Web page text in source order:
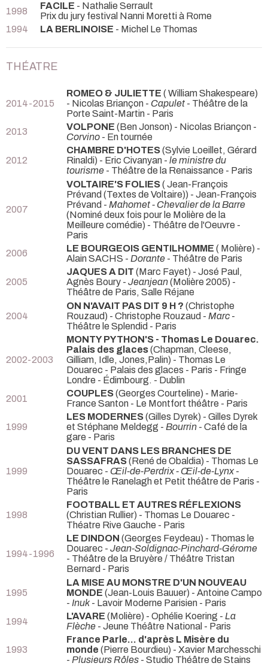
1998
FACILE - Nathalie Serrault
Prix du jury festival Nanni Moretti à Rome
1994
LA BERLINOISE - Michel Le Thomas
THÉATRE
2014-2015
ROMEO & JULIETTE ( William Shakespeare)
- Nicolas Briançon - Capulet - Théâtre de la
Porte Saint-Martin - Paris
2013
VOLPONE (Ben Jonson) - Nicolas Briançon -
Corvino - En tournée
2012
CHAMBRE D'HOTES(Sylvie Loeillet, Gérard
Rinaldi) - Eric Civanyan - le ministre du
tourisme - Théâtre de la Renaissance - Paris
2007
VOLTAIRE'S FOLIES( Jean-François
Prévand (Textes de Voltaire)) - Jean-François
Prévand - Mahomet - Chevalier de la Barre
(Nominé deux fois pour le Molière de la
Meilleure comédie) - Théâtre de l'Oeuvre -
Paris
2006
LE BOURGEOIS GENTILHOMME ( Molière) -
Alain SACHS - Dorante - Théâtre de Paris
2005
JAQUES A DIT (Marc Fayet) - José Paul,
Agnès Boury - Jeanjean(Molière 2005) -
Théâtre de Paris, Salle Réjane
2004
ON N'AVAIT PAS DIT 9 H ? (Christophe
Rouzaud) - Christophe Rouzaud - Marc -
Théâtre le Splendid - Paris
2002-2003
MONTY PYTHON'S - Thomas Le Douarec.
Palais des glaces(Chapman, Cleese,
Gilliam, Idle, Jones,Palin) - Thomas Le
Douarec - Palais des glaces - Paris - Fringe
Londre - Édimbourg. - Dublin
2001
COUPLES(Georges Courteline) - Marie-
France Santon - Le Montfort théâtre - Paris
1999
LES MODERNES(Gilles Dyrek) - Gilles Dyrek
et Stéphane Meldegg - Bourrin - Café de la
gare - Paris
1999
DU VENT DANS LES BRANCHES DE
SASSAFRAS(René de Obaldia) - Thomas Le
Douarec - Œil-de-Perdrix - Œil-de-Lynx-
Théâtre le Ranelagh et Petit théâtre de Paris -
Paris
1998
FOOTBALL ET AUTRES RÉFLEXIONS
(Christian Rullier) - Thomas Le Douarec -
Théatre Rive Gauche - Paris
1994-1996
LE DINDON (Georges Feydeau) - Thomas le
Douarec - Jean-Soldignac-Pinchard-Gérome
- Théâtre de la Bruyère / Théâtre Tristan
Bernard - Paris
1995
LA MISE AU MONSTRE D'UN NOUVEAU
MONDE (Jean-Louis Bauuer) - Antoine Campo
- Inuk- Lavoir Moderne Parisien - Paris
1994
L'AVARE (Molière) - Ophélie Koering - La
Flèche - Jeune Théâtre National - Paris
1993
France Parle... d'après L Misère du
monde (Pierre Bourdieu) - Xavier Marchesschi
- Plusieurs Rôles - Studio Théâtre de Stains